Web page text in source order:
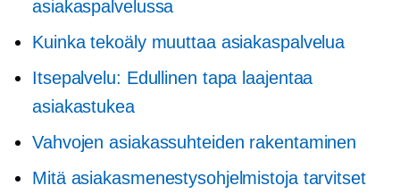
asiakaspalvelussa
Kuinka tekoäly muuttaa asiakaspalvelua
Itsepalvelu: Edullinen tapa laajentaa
asiakastukea
Vahvojen asiakassuhteiden rakentaminen
Mitä asiakasmenestysohjelmistoja tarvitset